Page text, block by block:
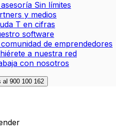
Sin límites
y medios
T en cifras
software
de emprendedores
a nuestra red
con nosotros
al 900 100 162